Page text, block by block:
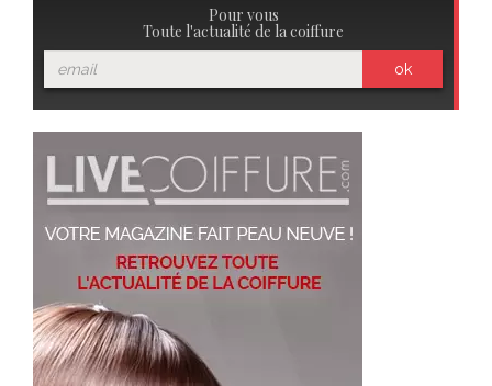
Pour vous
Toute l'actualité de la coiffure
ok